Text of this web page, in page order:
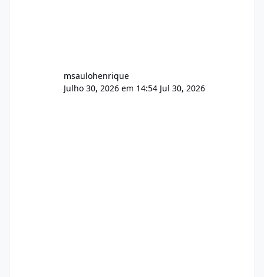
msaulohenrique
Julho 30, 2026 em 14:54 Jul 30, 2026